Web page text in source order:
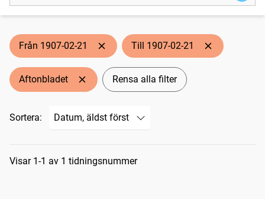
Från 1907-02-21 Till 1907-02-21
Aftonbladet Rensa alla filter
Sortera:
Sökresultat
Visar 1-1 av 1 tidningsnummer